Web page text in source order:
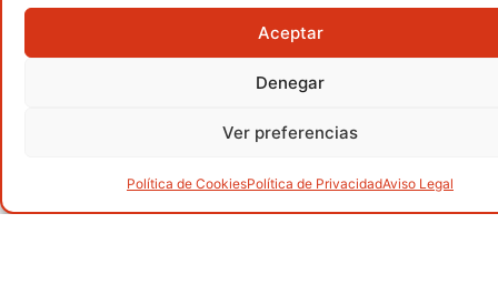
Aceptar
Denegar
Ver preferencias
Política de CookiesPolítica de PrivacidadAviso Legal
Barranquismo
.